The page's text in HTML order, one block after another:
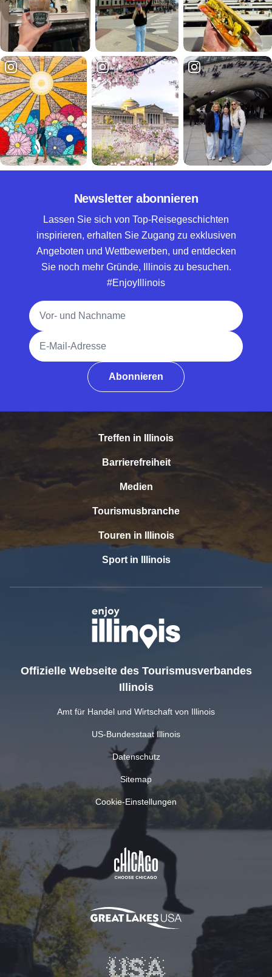
Newsletter abonnieren
Lassen Sie sich von Top-Reisegeschichten
inspirieren, erhalten Sie Zugang zu exklusiven
Angeboten und Wettbewerben, und entdecken
Sie noch mehr Gründe, Illinois zu besuchen.
#EnjoyIllinois
Vollständiger Name
E-Mail-Adresse
Abonnieren
Treffen in Illinois
Barrierefreiheit
Medien
Tourismusbranche
Touren in Illinois
Sport in Illinois
Offizielle Webseite des Tourismusverbandes
Illinois
Amt für Handel und Wirtschaft von Illinois
US-Bundesstaat Illinois
Datenschutz
Sitemap
Cookie-Einstellungen